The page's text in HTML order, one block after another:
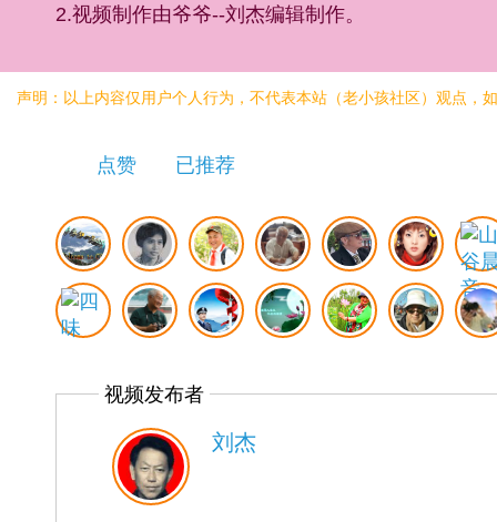
2.视频制作由爷爷--刘杰编辑制作。
声明：以上内容仅用户个人行为，不代表本站（老小孩社区）观点，
点赞 已推荐
视频发布者
刘杰